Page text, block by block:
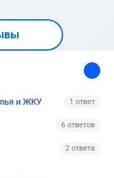
и ЖКУ 1 ответ
6 ответов
2 ответа